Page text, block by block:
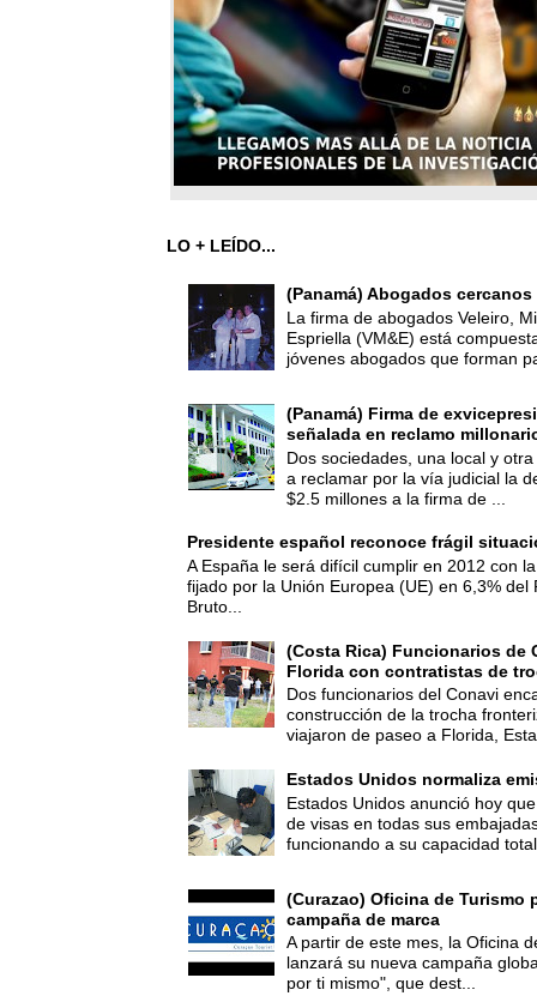
LO + LEÍDO...
(Panamá) Abogados
La firma de abogados Veleiro,
Espriella (VM&E) está
jóvenes abogados que forman
(Panamá) Firma de
señalada en reclamo
Dos sociedades, una local y
a reclamar por la vía judicial la
$2.5 millones a la firma de ...
Presidente español reconoce frágil
A España le será difícil cumplir en 2012 con
fijado por la Unión Europea (UE) en 6,3% del
Bruto...
(Costa Rica) Funcionarios de
Florida con contratistas de
Dos funcionarios del Conavi
construcción de la trocha
viajaron de paseo a Florida,
Estados Unidos normaliza
Estados Unidos anunció hoy
de visas en todas sus
funcionando a su capacidad
(Curazao) Oficina de Turismo
campaña de marca
A partir de este mes, la Oficina
lanzará su nueva campaña
por ti mismo", que dest...